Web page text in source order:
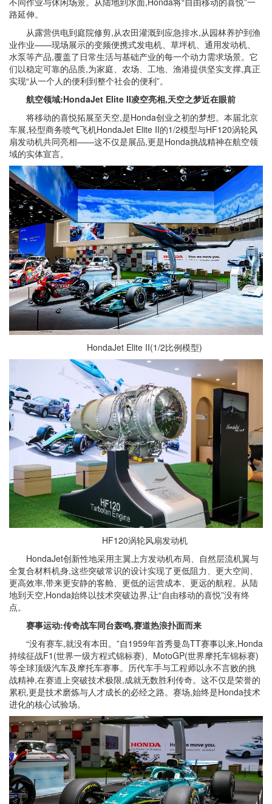
路延伸。
从露营供电到庭院修剪,从农田灌溉到应急排水,从园林养护到渔
业作业——现场展示的变频便携式发电机、草坪机、通用发动机、
水泵等产品,覆盖了日常生活与基础产业的每一个动力需求场景。它
们以稳定可靠的品质,为家庭、农场、工地、渔港提供坚实支撑,真正
实现“从一个人的便利到整个社会的便利”。
航空领域:HondaJet Elite II凌空亮相,天空之梦近在眼前
将移动的喜悦拓展至天空,是Honda创业之初的梦想。本届北京
车展,轻型商务喷气飞机HondaJet Elite II的1/2模型与HF120涡轮风
扇发动机共同亮相——这不仅是展品,更是Honda挑战精神在航空领
域的实体宣言。
HondaJet Elite II(1/2比例模型)
HF120涡轮风扇发动机
HondaJet创新性地采用主翼上方发动机布局、自然层流机翼与
全复合材料机身,这些突破常识的设计实现了更低阻力、更大空间、
更高效率,带来更安静的客舱、更低的运营成本、更远的航程。从陆
地到天空,Honda始终以技术突破边界,让“自由移动的喜悦”没有终
点。
赛事运动:传奇战车同台轰鸣,赛道热浪扑面而来
“没有赛车,就没有本田。”自1959年首秀曼岛TT赛事以来,Honda
持续征战F1(世界一级方程式锦标赛)、MotoGP(世界摩托车锦标赛)
等全球顶级汽车及摩托车赛事。历代车手与工程师以永不言败的挑
战精神,在赛道上突破技术极限,成就无数胜利传奇。这不仅是荣誉的
累积,更是技术磨炼与人才成长的必经之路。赛场,始终是Honda技术
进化的核心试验场。